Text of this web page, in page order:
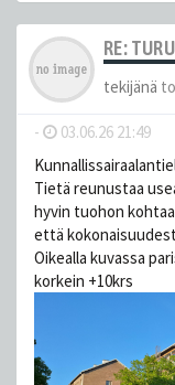
RE:
tekijänä
- 03.06.26 21:49
Tietä reunustaa
hyvin tuohon
että
Oikealla kuvassa
korkein +10krs